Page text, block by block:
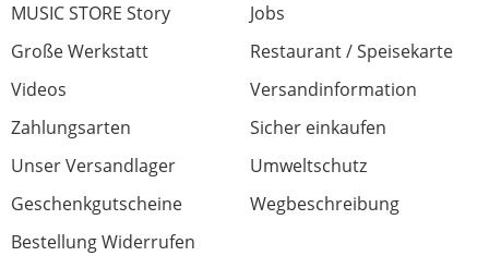
MUSIC STORE Story
Jobs
Große Werkstatt
Restaurant / Speisekarte
Videos
Versandinformation
Zahlungsarten
Sicher einkaufen
Unser Versandlager
Umweltschutz
Geschenkgutscheine
Wegbeschreibung
Bestellung Widerrufen